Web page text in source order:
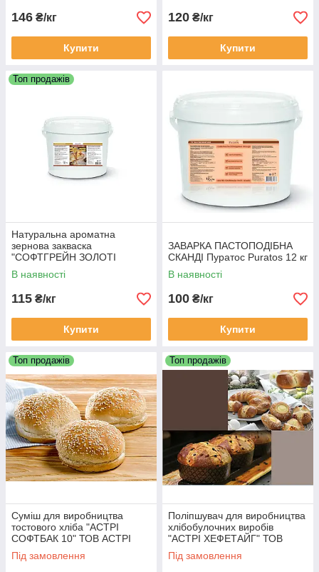
146 ₴/кг
Купити
120 ₴/кг
Купити
Топ продажів
Натуральна ароматна
зернова закваска
"СОФТГРЕЙН ЗОЛОТІ
ЗЕРНА" (Softgrain) Пуратос
Puratos 12 кг
В наявності
115 ₴/кг
Купити
ЗАВАРКА ПАСТОПОДІБНА
СКАНДІ Пуратос Puratos 12 кг
В наявності
100 ₴/кг
Купити
Топ продажів
Суміш для виробництва
тостового хліба "АСТРІ
СОФТБАК 10" ТОВ АСТРІ
(Україна)
Під замовлення
Топ продажів
Поліпшувач для виробництва
хлібобулочних виробів
"АСТРІ ХЕФЕТАЙГ" ТОВ
АСТРІ (Україна)
Під замовлення